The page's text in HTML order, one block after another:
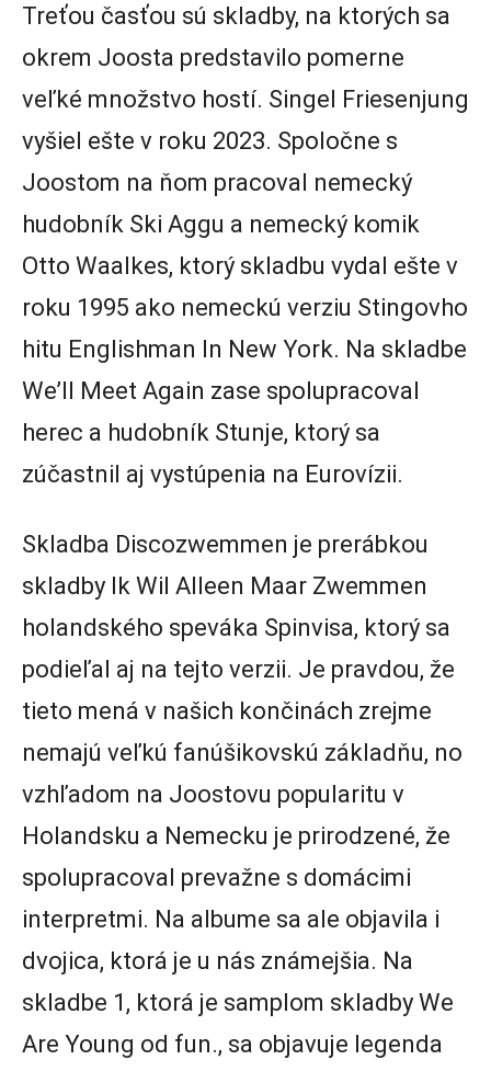
Treťou časťou sú skladby, na ktorých sa
okrem Joosta predstavilo pomerne
veľké množstvo hostí. Singel Friesenjung
vyšiel ešte v roku 2023. Spoločne s
Joostom na ňom pracoval nemecký
hudobník Ski Aggu a nemecký komik
Otto Waalkes, ktorý skladbu vydal ešte v
roku 1995 ako nemeckú verziu Stingovho
hitu Englishman In New York. Na skladbe
We’ll Meet Again zase spolupracoval
herec a hudobník Stunje, ktorý sa
zúčastnil aj vystúpenia na Eurovízii.
Skladba Discozwemmen je prerábkou
skladby Ik Wil Alleen Maar Zwemmen
holandského speváka Spinvisa, ktorý sa
podieľal aj na tejto verzii. Je pravdou, že
tieto mená v našich končinách zrejme
nemajú veľkú fanúšikovskú základňu, no
vzhľadom na Joostovu popularitu v
Holandsku a Nemecku je prirodzené, že
spolupracoval prevažne s domácimi
interpretmi. Na albume sa ale objavila i
dvojica, ktorá je u nás známejšia. Na
skladbe 1, ktorá je samplom skladby We
Are Young od fun., sa objavuje legenda